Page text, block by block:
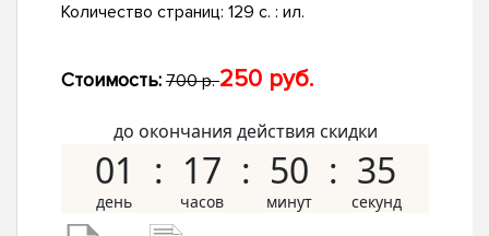
Количество страниц: 129 с. : ил.
Стоимость: 700 р.250 руб.
до окончания действия скидки
01 17 50 34